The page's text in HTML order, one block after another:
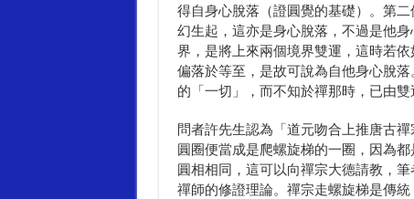
得自身心脫落（證圓覺的基礎）。第
幻生起，這亦是身心脫落，不過是他
界，是將上來兩個境界雙運，這時若
偏落於等至，是故可說為自他身心脫
的「一切」，而不知於禪那時，已由雙
問者許先生認為「道元吻合上推唐古
圓圈便當成是爬螺旋梯的一圈，因為
圓相相同，這可以向禪宗大德請教，
禪師的修證理論。禪宗走螺旋梯是傳